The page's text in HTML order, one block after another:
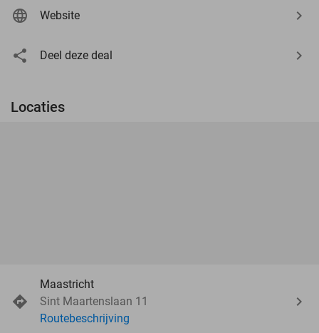
Website
Deel deze deal
Locaties
Maastricht
Sint Maartenslaan 11
Routebeschrijving